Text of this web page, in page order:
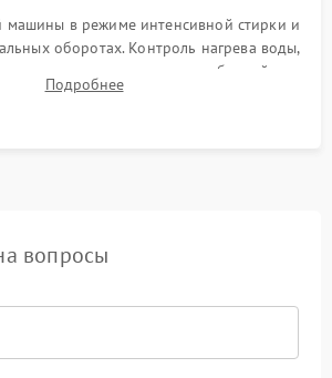
машины в режиме интенсивной стирки и
оборотах. Контроль нагрева воды,
отсутствия излишних вибраций,
стуков и протечек под корпусом.
Подробнее
вопросы